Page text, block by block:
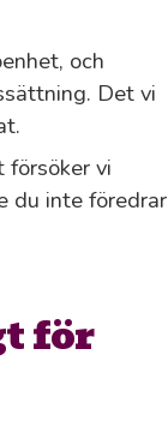
och
Det vi
försöker vi
du inte föredrar
för